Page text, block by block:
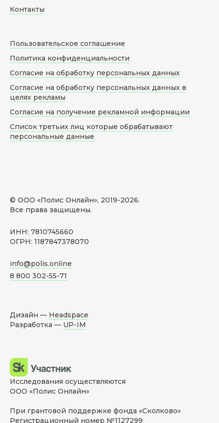
© ООО «Полис Онлайн», 2019-2026.
Все права защищены.
ИНН: 7810745660
ОГРН: 1187847378070
info@polis.online
8 800 302-55-71
Контакты
Пользовательское соглашение
Политика конфиденциальности
Согласие на обработку персональных данных
Согласие на обработку персональных данных в
целях рекламы
Согласие на получение рекламной информации
Список третьих лиц которые обрабатывают
персональные данные
Дизайн — Headspace
Разработка — UP-IM
Исследования осуществляются
ООО «Полис Онлайн»
При грантовой поддержке фонда «Сколково»
Регистрационный номер №1127299